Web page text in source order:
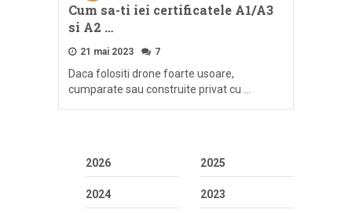
Cum sa-ti iei certificatele A1/A3
si A2 …
21 mai 2023 7
Daca folositi drone foarte usoare,
cumparate sau construite privat cu …
2026 2025
2024 2023